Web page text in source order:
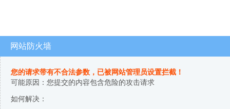
网站防火墙
您的请求带有不合法参数，已被网站管理员设置拦截！
可能原因：您提交的内容包含危险的攻击请求
如何解决：